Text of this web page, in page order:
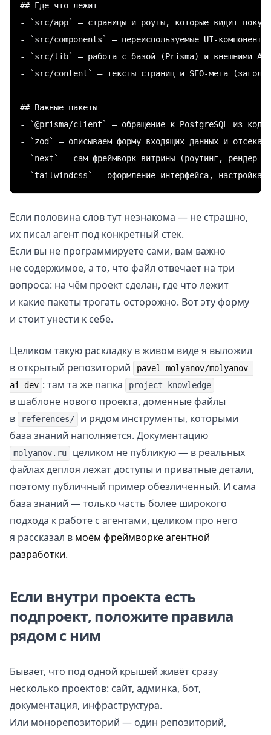
## Где что лежит
- `src/app` — страницы и роуты, которые видит
- `src/components` — переиспользуемые UI-
- `src/lib` — работа с базой (Prisma) и внешними
- `src/content` — тексты страниц и SEO-мета
## Важные пакеты
- `@prisma/client` — обращение к PostgreSQL из
- `zod` — описываем форму входящих данных и
- `next` — сам фреймворк витрины (роутинг, рендер
Если половина слов тут незнакома — не страшно,
их писал агент под конкретный стек.
Если вы не программируете сами, вам важно
не содержимое, а то, что файл отвечает на три
вопроса: на чём проект сделан, где что лежит
и какие пакеты трогать осторожно. Вот эту форму
и стоит унести к себе.
Целиком такую раскладку в живом виде я выложил
в открытый репозиторий
pavel-molyanov/molyanov-
ai-dev : там та же папка project-knowledge
в шаблоне нового проекта, доменные файлы
в
references/
и рядом инструменты, которыми
база знаний наполняется. Документацию
molyanov.ru
целиком не публикую — в реальных
файлах деплоя лежат доступы и приватные детали,
поэтому публичный пример обезличенный. И сама
база знаний — только часть более широкого
подхода к работе с агентами, целиком про него
я рассказал в моём фреймворке агентной
разработки.
Если внутри проекта есть
подпроект, положите правила
рядом с ним
Бывает, что под одной крышей живёт сразу
несколько проектов: сайт, админка, бот,
документация, инфраструктура.
Или монорепозиторий — один репозиторий,